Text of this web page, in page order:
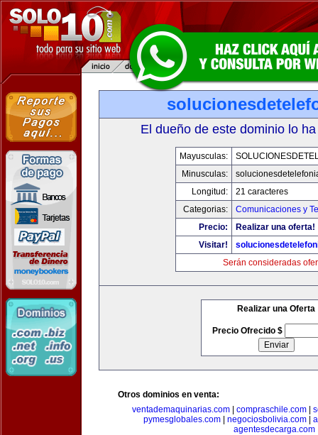
El dueño de este dominio lo
Mayusculas:
Minusculas:
Longitud:
21 caracteres
Categorias:
Comunicaciones y
Precio:
Realizar una oferta!
Visitar!
Serán consideradas
Realizar una Oferta
Precio Ofrecido $
Otros dominios en venta:
ventademaquinarias.com| compraschile.com|
pymesglobales.com| negociosbolivia.com|
agentesdecarga.com